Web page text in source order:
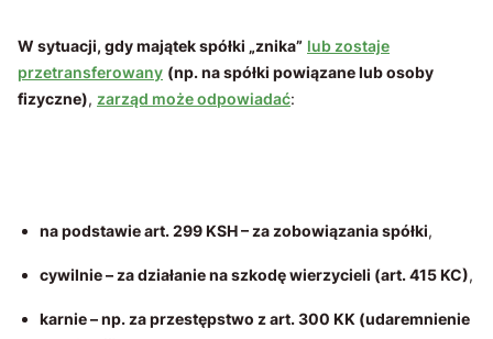
W sytuacji, gdy majątek spółki „znika” lub zostaje
przetransferowany (np. na spółki powiązane lub osoby
fizyczne), zarząd może odpowiadać:
na podstawie art. 299 KSH – za zobowiązania spółki,
cywilnie – za działanie na szkodę wierzycieli (art. 415 KC),
karnie – np. za przestępstwo z art. 300 KK (udaremnienie